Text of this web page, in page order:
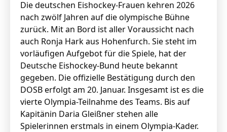
Die deutschen Eishockey-Frauen kehren 2026
nach zwölf Jahren auf die olympische Bühne
zurück. Mit an Bord ist aller Voraussicht nach
auch Ronja Hark aus Hohenfurch. Sie steht im
vorläufigen Aufgebot für die Spiele, hat der
Deutsche Eishockey-Bund heute bekannt
gegeben. Die offizielle Bestätigung durch den
DOSB erfolgt am 20. Januar. Insgesamt ist es die
vierte Olympia-Teilnahme des Teams. Bis auf
Kapitänin Daria Gleißner stehen alle
Spielerinnen erstmals in einem Olympia-Kader.